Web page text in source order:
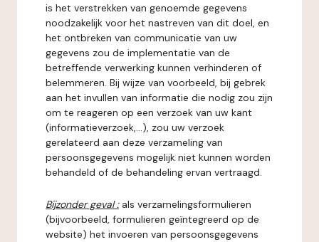
is het verstrekken van genoemde gegevens
noodzakelijk voor het nastreven van dit doel, en
het ontbreken van communicatie van uw
gegevens zou de implementatie van de
betreffende verwerking kunnen verhinderen of
belemmeren. Bij wijze van voorbeeld, bij gebrek
aan het invullen van informatie die nodig zou zijn
om te reageren op een verzoek van uw kant
(informatieverzoek,...), zou uw verzoek
gerelateerd aan deze verzameling van
persoonsgegevens mogelijk niet kunnen worden
behandeld of de behandeling ervan vertraagd.
Bijzonder geval : als verzamelingsformulieren
(bijvoorbeeld, formulieren geïntegreerd op de
website) het invoeren van persoonsgegevens